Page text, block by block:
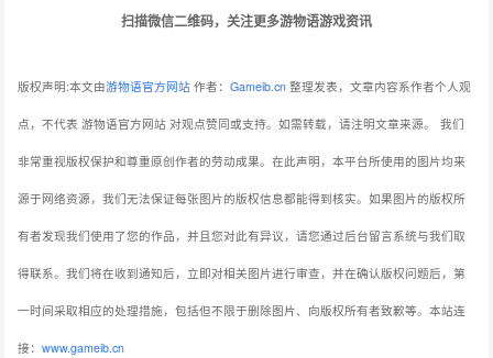
扫描微信二维码，关注更多游物语游戏资讯
版权声明:本文由游物语官方网站 作者：Gameib.cn 整理发表，文章内容系作者个人观
点，不代表 游物语官方网站 对观点赞同或支持。如需转载，请注明文章来源。 我们
非常重视版权保护和尊重原创作者的劳动成果。在此声明，本平台所使用的图片均来
源于网络资源，我们无法保证每张图片的版权信息都能得到核实。如果图片的版权所
有者发现我们使用了您的作品，并且您对此有异议，请您通过后台留言系统与我们取
得联系。我们将在收到通知后，立即对相关图片进行审查，并在确认版权问题后，第
一时间采取相应的处理措施，包括但不限于删除图片、向版权所有者致歉等。本站连
接：www.gameib.cn